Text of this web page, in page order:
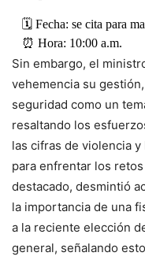
🗓️ Fecha: se cita para
⏰ Hora: 10:00 a.m.
https://t.co/
— Senado de la
March 13, 2024
Sin embargo, el
vehemencia su
seguridad como un
resaltando los
las cifras de violencia
para enfrentar los
destacado, desmintió
la importancia de una
a la reciente elección
general, señalando